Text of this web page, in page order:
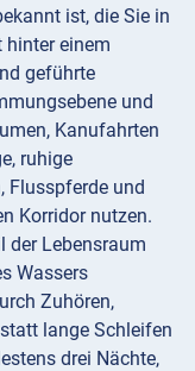
ist, die Sie in
hinter einem
geführte
und
Kanufahrten
ruhige
Flusspferde und
Korridor nutzen.
der Lebensraum
Wassers
Zuhören,
lange Schleifen
drei Nächte,